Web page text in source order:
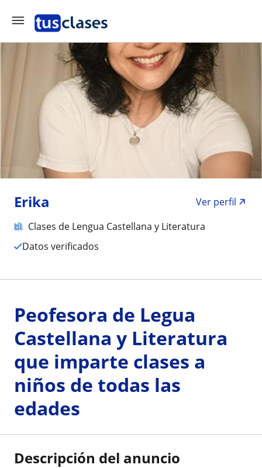
Erika
Ver perfil
Clases de Lengua Castellana y Literatura
Datos verificados
Peofesora de Legua
Castellana y Literatura
que imparte clases a
niños de todas las
edades
Descripción del anuncio